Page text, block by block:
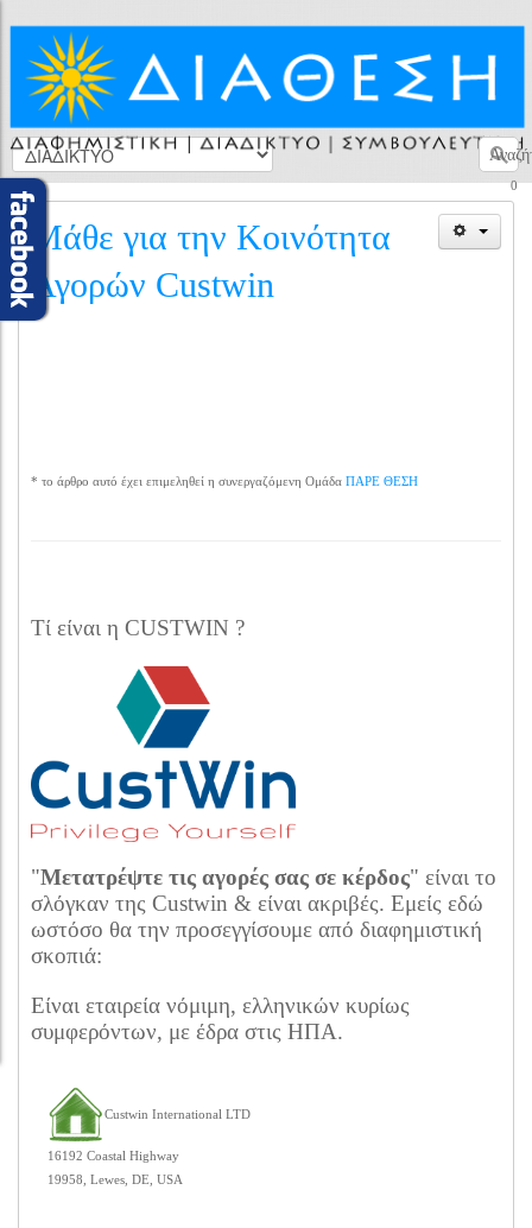
0
Μάθε για την Κοινότητα
Αγορών Custwin
* το άρθρο αυτό έχει επιμεληθεί η συνεργαζόμενη Ομάδα ΠΑΡΕ ΘΕΣΗ
Τί είναι η CUSTWIN ?
"Μετατρέψτε τις αγορές σας σε κέρδος" είναι το
σλόγκαν της Custwin & είναι ακριβές. Εμείς εδώ
ωστόσο θα την προσεγγίσουμε από διαφημιστική
σκοπιά:
Είναι εταιρεία νόμιμη, ελληνικών κυρίως
συμφερόντων, με έδρα στις ΗΠΑ.
Custwin International LTD
16192 Coastal Highway
19958, Lewes, DE, USA